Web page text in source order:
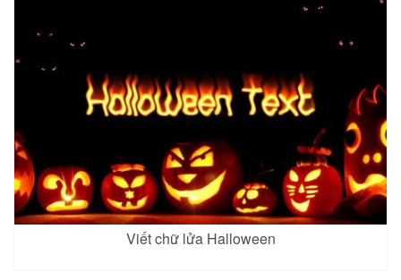
Viết chữ lửa Halloween